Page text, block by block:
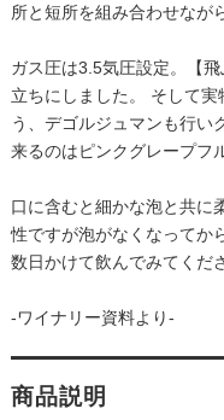
所と短所を組み合わせなが
ガス圧は3.5気圧設定。【
立ちにしました。 そして
う、デゴルジュマンも行い
来るのはピンクグレープフ
口に含むと細かな泡と共に
性ですが泡がなくなってか
数日かけて飲んでみてくだ
-ワイナリー資料より-
商品説明